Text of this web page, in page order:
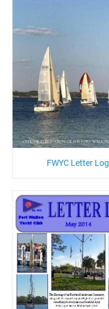
FWYC Letter Log